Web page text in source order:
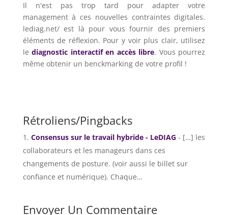
Il n'est pas trop tard pour adapter votre
management à ces nouvelles contraintes digitales.
lediag.net/ est là pour vous fournir des premiers
éléments de réflexion. Pour y voir plus clair, utilisez
lediagnostic interactif en accès libre. Vous pourrez
même obtenir un benckmarking de votre profil !
Rétroliens/Pingbacks
Consensus sur le travail hybride - LeDIAG - […] les
collaborateurs et les manageurs dans ces
changements de posture. (voir aussi le billet sur
confiance et numérique). Chaque…
Envoyer Un Commentaire